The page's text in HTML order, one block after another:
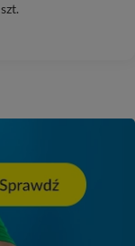
szt.